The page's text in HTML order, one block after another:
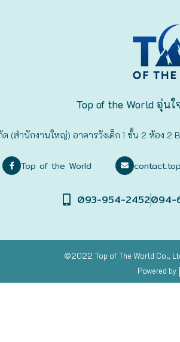
Top of the World อุ่นใ
(สำนักงานใหญ่) อาคารวังเด็ก 1 ชั้น 2 ห้อง 2
Top of the World
093-954-2452094-
©2022 Top of The World Co.,
Powered by